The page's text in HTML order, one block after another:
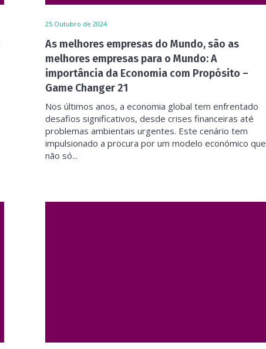
25 Outubro de 2024
As melhores empresas do Mundo, são as
melhores empresas para o Mundo: A
importância da Economia com Propósito –
Game Changer 21
Nos últimos anos, a economia global tem enfrentado
desafios significativos, desde crises financeiras até
problemas ambientais urgentes. Este cenário tem
impulsionado a procura por um modelo económico que
não só...